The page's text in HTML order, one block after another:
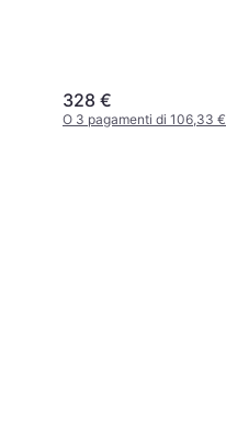
328 €
O 3 pagamenti di 106,33 €